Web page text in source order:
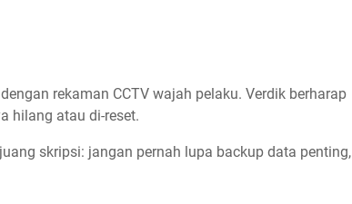
rekaman CCTV wajah pelaku. Verdik berharap
hilang atau di-reset.
skripsi: jangan pernah lupa backup data penting,